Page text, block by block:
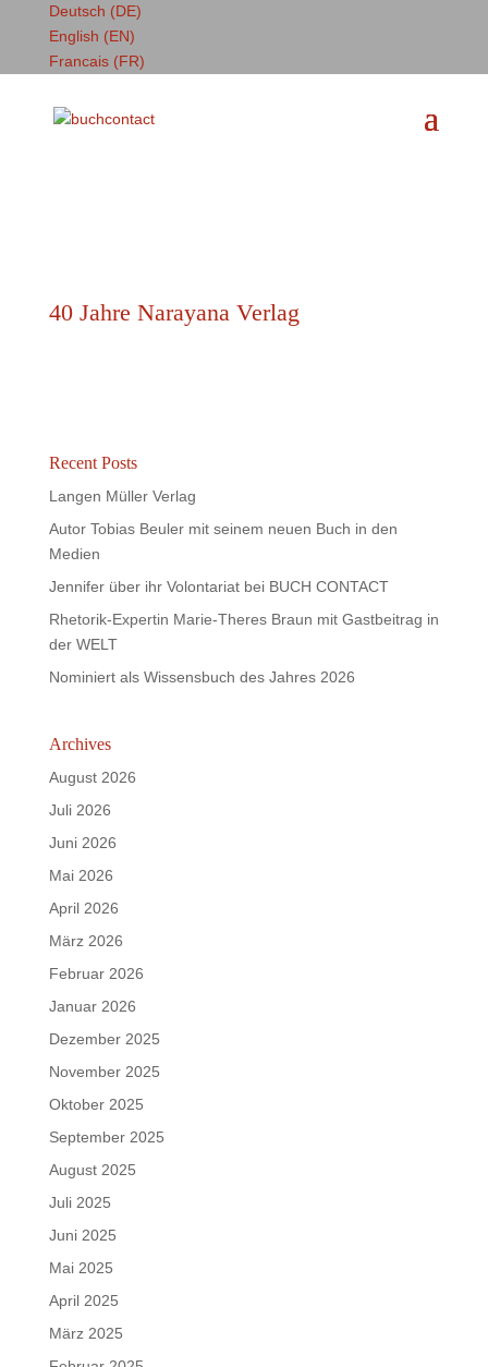
Deutsch (DE)
English (EN)
Francais (FR)
40 Jahre Narayana Verlag
Recent Posts
Langen Müller Verlag
Autor Tobias Beuler mit seinem neuen Buch in den
Medien
Jennifer über ihr Volontariat bei BUCH CONTACT
Rhetorik-Expertin Marie-Theres Braun mit Gastbeitrag in
der WELT
Nominiert als Wissensbuch des Jahres 2026
Archives
August 2026
Juli 2026
Juni 2026
Mai 2026
April 2026
März 2026
Februar 2026
Januar 2026
Dezember 2025
November 2025
Oktober 2025
September 2025
August 2025
Juli 2025
Juni 2025
Mai 2025
April 2025
März 2025